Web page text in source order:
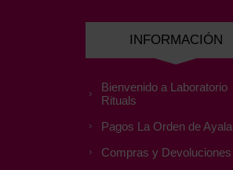
INFORMACIÓN
Bienvenido a Laboratorio
Rituals
Pagos La Orden de Ayala
Compras y Devoluciones